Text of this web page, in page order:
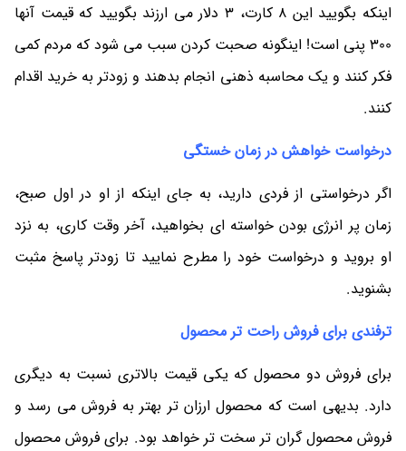
اینکه بگویید این 8 کارت، 3 دلار می ارزند بگویید که قیمت آنها
300 پنی است! اینگونه صحبت کردن سبب می شود که مردم کمی
فکر کنند و یک محاسبه ذهنی انجام بدهند و زودتر به خرید اقدام
کنند.
درخواست خواهش در زمان خستگی
اگر درخواستی از فردی دارید، به جای اینکه از او در اول صبح،
زمان پر انرژی بودن خواسته ای بخواهید، آخر وقت کاری، به نزد
او بروید و درخواست خود را مطرح نمایید تا زودتر پاسخ مثبت
بشنوید.
ترفندی برای فروش راحت تر محصول
برای فروش دو محصول که یکی قیمت بالاتری نسبت به دیگری
دارد. بدیهی است که محصول ارزان تر بهتر به فروش می رسد و
فروش محصول گران تر سخت تر خواهد بود. برای فروش محصول